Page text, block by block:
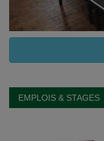
EMPLOIS & STAGES